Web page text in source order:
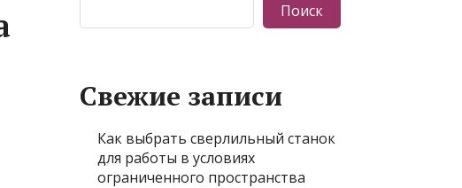
Поиск
Свежие записи
Как выбрать сверлильный станок
для работы в условиях
ограниченного пространства